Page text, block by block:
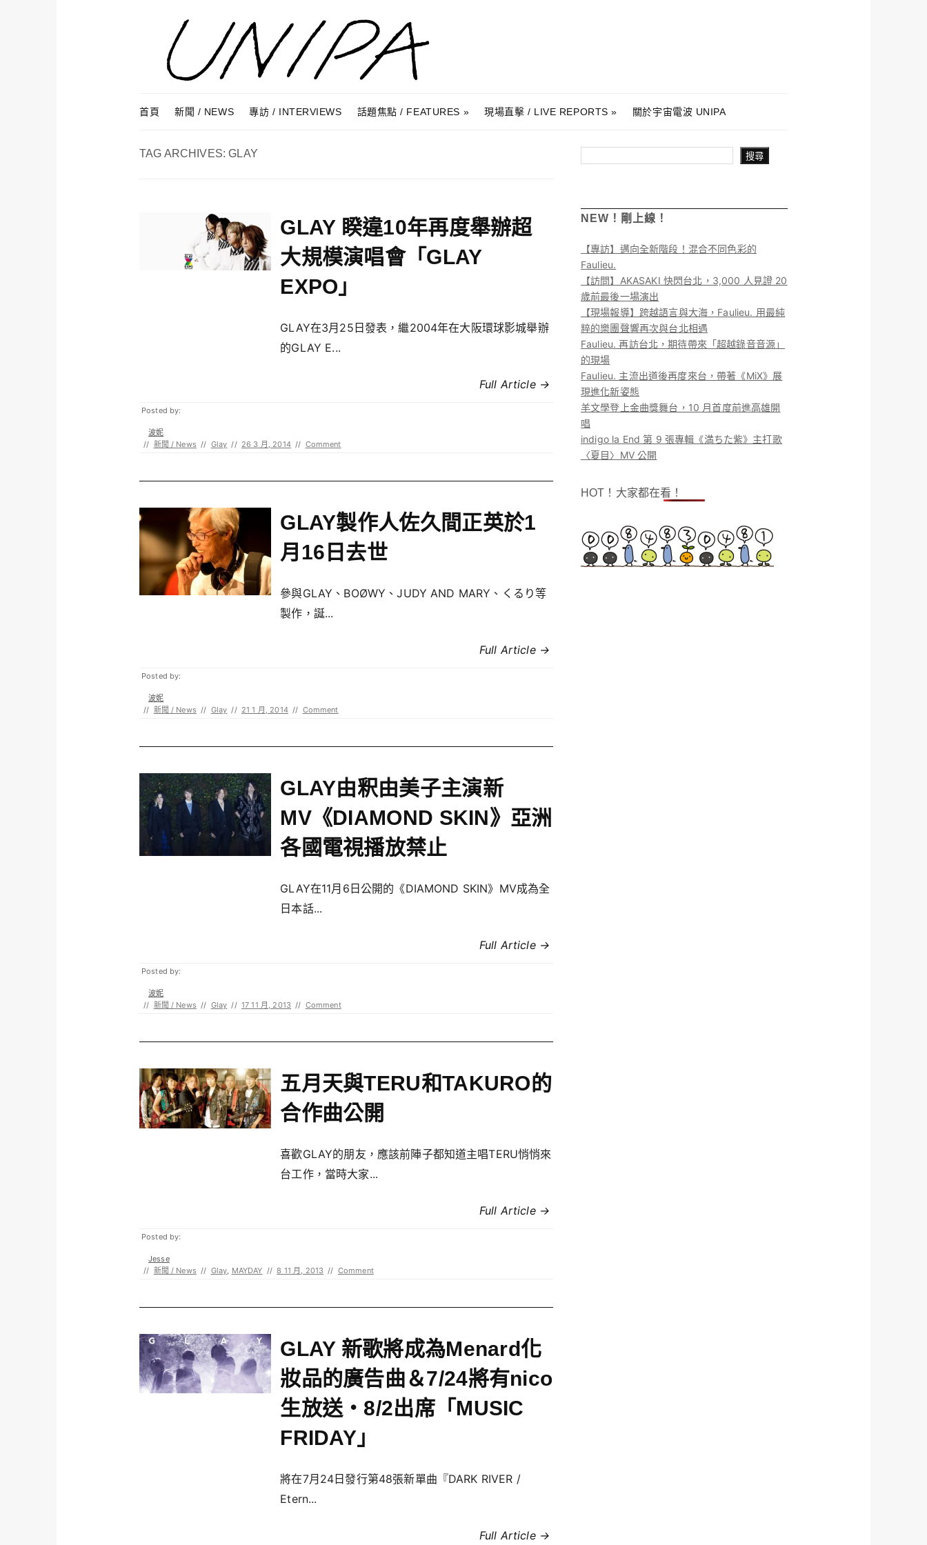
Menu
首頁
新聞 / NEWS 專訪 / INTERVIEWS 話題焦點 / FEATURES 現場直擊 / LIVE REPORTS 關於宇宙電波 UNIPA
TAG ARCHIVES:GLAY
GLAY 睽違10年再度舉辦超
大規模演唱會「GLAY
EXPO」
GLAY在3月25日發表，繼2004年在大阪環球影城舉辦
的GLAY E...
Full Article →
Posted by:
波妮
// 新聞 / News // Glay // 26 3 月, 2014 // Comment
GLAY製作人佐久間正英於1
月16日去世
參與GLAY、BOØWY、JUDY AND MARY、くるり等
製作，誕...
Full Article →
Posted by:
波妮
// 新聞 / News // Glay // 21 1 月, 2014 // Comment
GLAY由釈由美子主演新
MV《DIAMOND SKIN》亞洲
各國電視播放禁止
GLAY在11月6日公開的《DIAMOND SKIN》MV成為全
日本話...
Full Article →
Posted by:
波妮
// 新聞 / News // Glay // 17 11 月, 2013 // Comment
五月天與TERU和TAKURO的
合作曲公開
喜歡GLAY的朋友，應該前陣子都知道主唱TERU悄悄來
台工作，當時大家...
Full Article →
Posted by:
Jesse
// 新聞 / News // Glay, MAYDAY // 8 11 月, 2013 // Comment
GLAY 新歌將成為Menard化
妝品的廣告曲＆7/24將有nico
生放送・8/2出席「MUSIC
FRIDAY」
將在7月24日發行第48張新單曲『DARK RIVER /
Etern...
Full Article →
搜尋
NEW！剛上線！
【專訪】邁向全新階段！混合不同色彩的
Faulieu.
【訪問】AKASAKI 快閃台北，3,000 人見證 20
歲前最後一場演出
【現場報導】跨越語言與大海，Faulieu. 用最純
粹的樂團聲響再次與台北相遇
Faulieu. 再訪台北，期待帶來「超越錄音音源」
的現場
Faulieu. 主流出道後再度來台，帶著《MiX》展
現進化新姿態
羊文學登上金曲獎舞台，10 月首度前進高雄開
唱
indigo la End 第 9 張專輯《満ちた紫》主打歌
〈夏目〉MV 公開
HOT！大家都在看！